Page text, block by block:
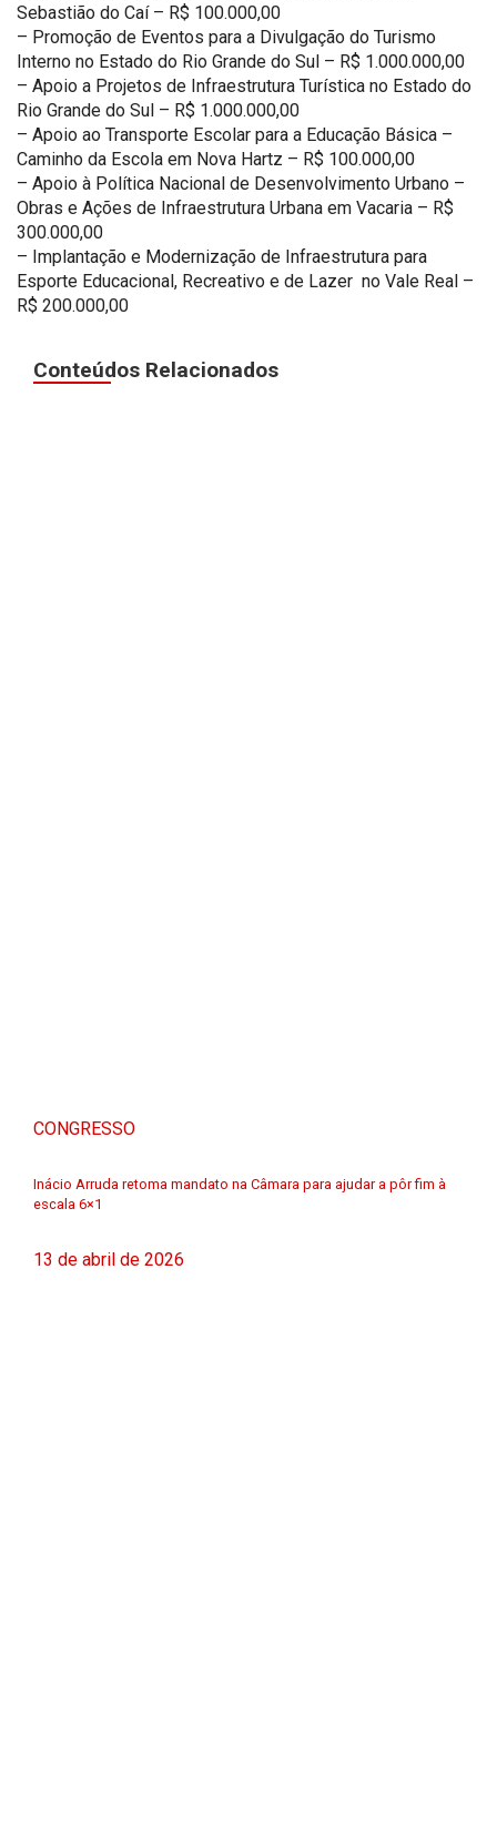
Sebastião do Caí – R$ 100.000,00
– Promoção de Eventos para a Divulgação do Turismo
Interno no Estado do Rio Grande do Sul – R$ 1.000.000,00
– Apoio a Projetos de Infraestrutura Turística no Estado do
Rio Grande do Sul – R$ 1.000.000,00
– Apoio ao Transporte Escolar para a Educação Básica –
Caminho da Escola em Nova Hartz – R$ 100.000,00
– Apoio à Política Nacional de Desenvolvimento Urbano –
Obras e Ações de Infraestrutura Urbana em Vacaria – R$
300.000,00
– Implantação e Modernização de Infraestrutura para
Esporte Educacional, Recreativo e de Lazer no Vale Real –
R$ 200.000,00
Conteúdos Relacionados
CONGRESSO
Inácio Arruda retoma mandato na Câmara para ajudar a pôr fim à
escala 6×1
13 de abril de 2026